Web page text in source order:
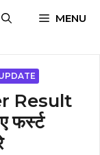
MENU
Result
फर्स्ट